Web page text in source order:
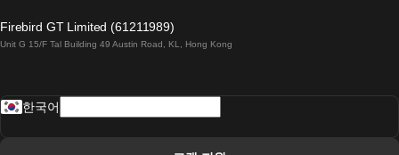
로마에서 나폴리 열차
Firebird GT Limited (61211989)
Unit G 15/F Tal Building 49 Austin Road, KL, Hong Kong
한국어